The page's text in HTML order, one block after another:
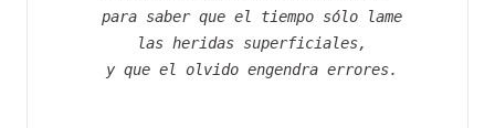
para saber que el tiempo sólo lame
las heridas superficiales,
y que el olvido engendra errores.